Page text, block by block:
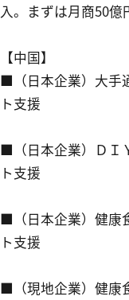
入。まずは月商50億
【中国】
■（日本企業）大手
ト支援
■（日本企業）ＤＩ
ト支援
■（日本企業）健康
ト支援
■（現地企業）健康